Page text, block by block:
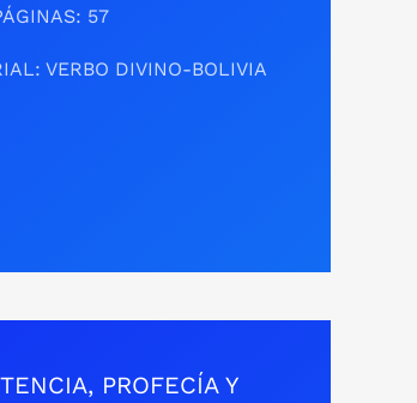
57
VERBO DIVINO-BOLIVIA
PROFECÍA Y